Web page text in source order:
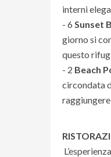
interni
- 6 Sunset
giorno si
questo
- 2 Beach
circondata